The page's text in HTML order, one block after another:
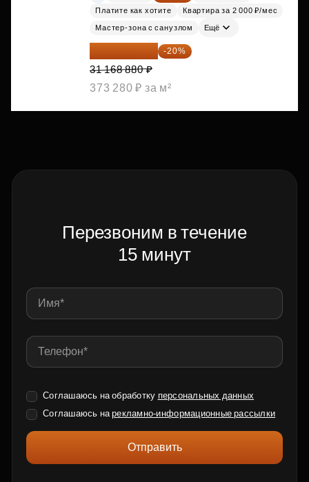
Платите как хотите
Квартира за 2 000 ₽/мес
Мастер-зона с санузлом Ещё
24 935 104 ₽ -20%
31 168 880 ₽
373 280 ₽ за м²
Перезвоним в течение
15 минут
Соглашаюсь на обработку персональных данных
Соглашаюсь нарекламно-информационные рассылки
Отправить